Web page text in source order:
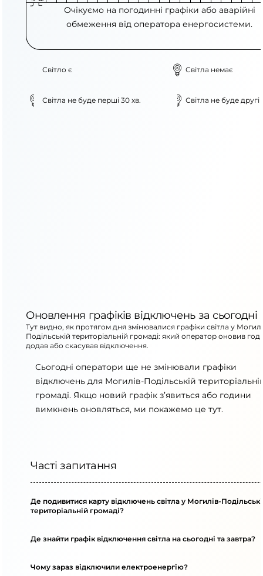
Очікуємо на погодинні графіки або аварійні
обмеження від оператора енергосистеми.
Світло є Світла немає
Світла не буде перші 30 хв. Світла не буде другі
Оновлення графіків відключень за сьогодні
Тут видно, як протягом дня змінювалися графіки світла у
Подільській територіальній громаді: який оператор оновив
додав або скасував відключення.
Сьогодні оператори ще не змінювали графіки
відключень для Могилів-Подільській
громаді. Якщо новий графік з’явиться або години
вимкнень оновляться, ми покажемо це тут.
Часті запитання
Де подивитися карту відключень світла у Могилів-
територіальній громаді?
Де знайти графік відключення світла на сьогодні та завтра?
Чому зараз відключили електроенергію?